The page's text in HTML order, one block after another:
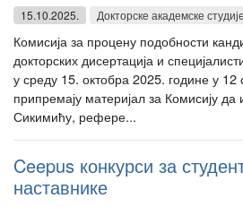
15.10.2025. Докторске академске студије
Комисија за процену подобности
докторских дисертација и
у среду 15. октобра 2025. године у 12
припремају материјал за Комисију да
Сикимићу, рефере...
Ceepus конкурси за
наставнике